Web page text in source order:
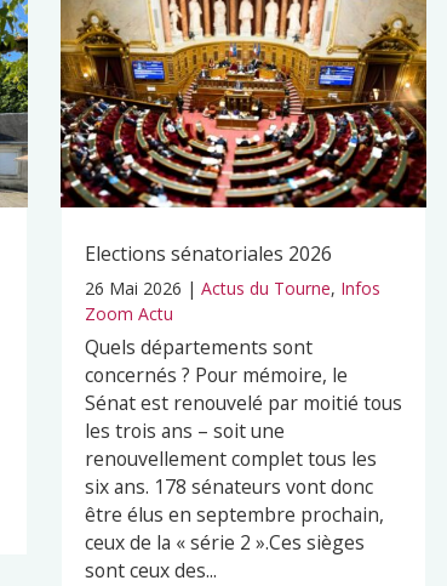
Elections sénatoriales 2026
26 Mai 2026 | Actus du Tourne, Infos
Zoom Actu
Quels départements sont
concernés ? Pour mémoire, le
Sénat est renouvelé par moitié tous
les trois ans – soit une
renouvellement complet tous les
six ans. 178 sénateurs vont donc
être élus en septembre prochain,
ceux de la « série 2 ».Ces sièges
sont ceux des...